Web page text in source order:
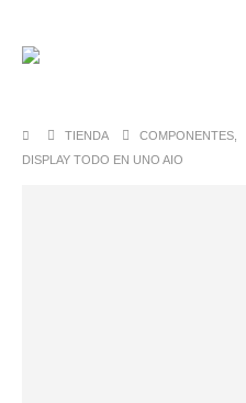
TIENDA COMPONENTES
DISPLAY TODO EN UNO AIO